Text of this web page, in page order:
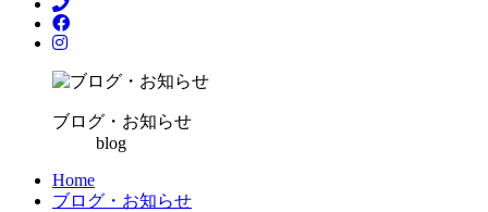
ブログ・お知らせ
blog
Home
ブログ・お知らせ